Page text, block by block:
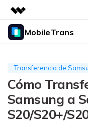
Productos destacados
Utilidades
Resumen
Soluciones
Quiénes somos
Sala de prensa
MobileTrans
Para Escritorio
Precios
Precios para
Soporte
Transferencia de
Cómo
Samsung a
S20/S20+/